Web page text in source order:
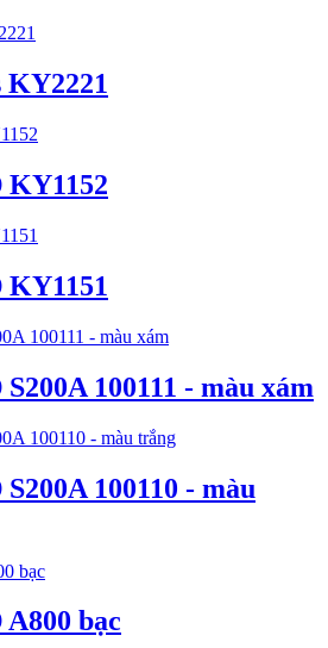
KY2221
100111 - màu xám
100110 - màu
bạc